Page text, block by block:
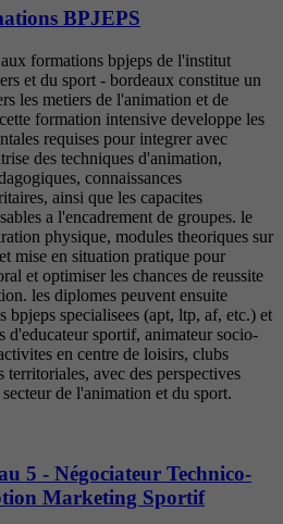
BPJEPS
formations bpjeps de l'institut
et du sport - bordeaux constitue un
les metiers de l'animation et de
formation intensive developpe les
requises pour integrer avec
des techniques d'animation,
connaissances
ainsi que les capacites
a l'encadrement de groupes. le
physique, modules theoriques sur
mise en situation pratique pour
et optimiser les chances de reussite
les diplomes peuvent ensuite
bpjeps specialisees (apt, ltp, af, etc.) et
d'educateur sportif, animateur socio-
en centre de loisirs, clubs
avec des perspectives
de l'animation et du sport.
5 - Négociateur Technico-
Marketing Sportif